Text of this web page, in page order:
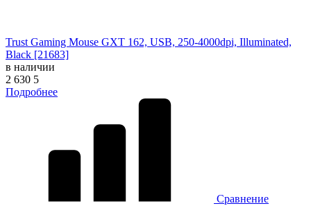
Trust Gaming Mouse GXT 162, USB, 250-4000dpi, Illuminated,
Black [21683]
в наличии
2 630 5
Подробнее
Сравнение